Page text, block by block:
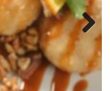
Next